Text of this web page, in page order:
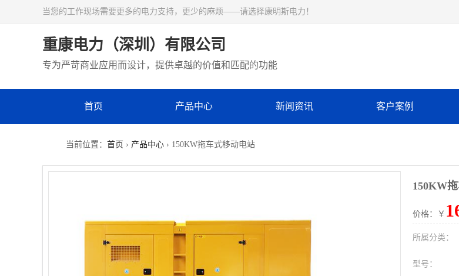
当您的工作现场需要更多的电力支持，更少的麻烦——请选择康明斯电力！
重康电力（深圳）有限公司
专为严苛商业应用而设计，提供卓越的价值和匹配的功能
首页 产品中心 新闻资讯 客户案例
当前位置： 首页 › 产品中心 › 150KW拖车式移动电站
150KW
价格：￥
所属分类：
型号：